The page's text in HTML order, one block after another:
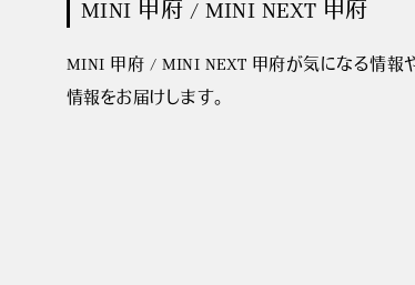
MINI 甲府 / MINI NEXT 甲府
MINI 甲府 / MINI NEXT 甲府が気になる情報
情報をお届けします。